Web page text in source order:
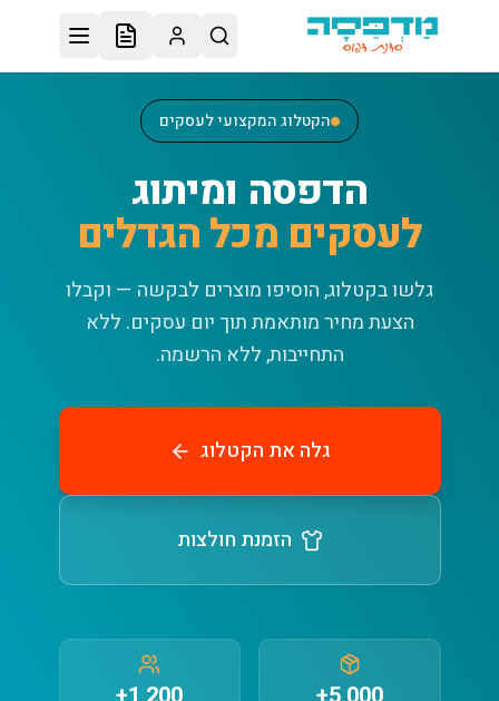
דלג לתוכן הראשי
הקטלוג המקצועי לעסקים
הדפסה ומיתוג
לעסקים מכל הגדלים
גלשו בקטלוג, הוסיפו מוצרים לבקשה — וקבלו
הצעת מחיר מותאמת תוך יום עסקים. ללא
התחייבות, ללא הרשמה.
גלה את הקטלוג
הזמנת חולצות